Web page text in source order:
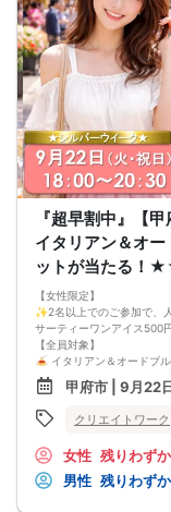
『超早割中』【
イタリアン＆オ
ットが当たる！
【女性限定】
✨2名以上でのご参加で、
サーティーワンアイス500
【全員対象】
🍝 イタリアン＆オードブル
🥤 ソフトドリンク飲み放題
🎁 豪華景品もご用意して
🌿✨【甲府エリア 最大50
🌷出会いを楽しむ、大型
明るく開放感のある会場で、
美味しいお料理と素敵なご
最大 25名 × 25名 規模の、
甲府市 | 9月22
クリエイトワーク
女性 残りわずか
男性 残りわずか